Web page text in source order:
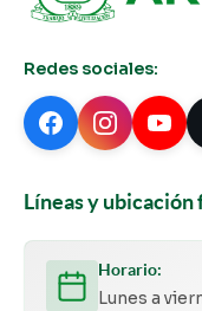
Redes sociales:
Líneas y ubicación
Horario:
Lunes a